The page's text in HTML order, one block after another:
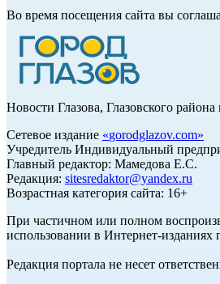
Во время посещения сайта вы
Новости Глазова, Глазовского
Сетевое издание «gorodglazov.com»
Учредитель Индивидуальный
Главный редактор: Мамедова Е.С.
Редакция: sitesredaktor@yandex.ru
Возрастная категория сайта: 16+
При частичном или полном
использовании в Интернет-изданиях
Редакция портала не несет